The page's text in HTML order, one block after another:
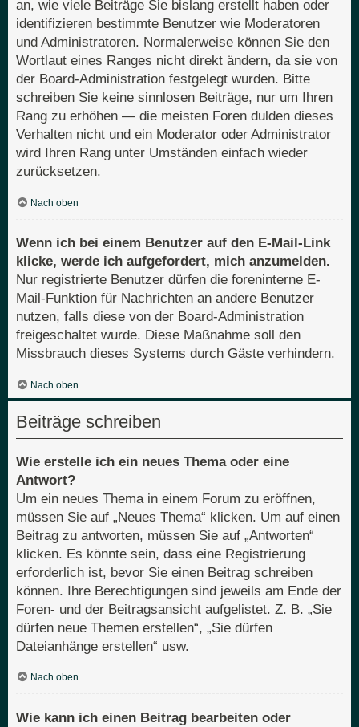
an, wie viele Beiträge Sie bislang erstellt haben oder
identifizieren bestimmte Benutzer wie Moderatoren
und Administratoren. Normalerweise können Sie den
Wortlaut eines Ranges nicht direkt ändern, da sie von
der Board-Administration festgelegt wurden. Bitte
schreiben Sie keine sinnlosen Beiträge, nur um Ihren
Rang zu erhöhen — die meisten Foren dulden dieses
Verhalten nicht und ein Moderator oder Administrator
wird Ihren Rang unter Umständen einfach wieder
zurücksetzen.
Nach oben
Wenn ich bei einem Benutzer auf den E-Mail-Link
klicke, werde ich aufgefordert, mich anzumelden.
Nur registrierte Benutzer dürfen die foreninterne E-
Mail-Funktion für Nachrichten an andere Benutzer
nutzen, falls diese von der Board-Administration
freigeschaltet wurde. Diese Maßnahme soll den
Missbrauch dieses Systems durch Gäste verhindern.
Nach oben
Beiträge schreiben
Wie erstelle ich ein neues Thema oder eine
Antwort?
Um ein neues Thema in einem Forum zu eröffnen,
müssen Sie auf „Neues Thema“ klicken. Um auf einen
Beitrag zu antworten, müssen Sie auf „Antworten“
klicken. Es könnte sein, dass eine Registrierung
erforderlich ist, bevor Sie einen Beitrag schreiben
können. Ihre Berechtigungen sind jeweils am Ende der
Foren- und der Beitragsansicht aufgelistet. Z. B. „Sie
dürfen neue Themen erstellen“, „Sie dürfen
Dateianhänge erstellen“ usw.
Nach oben
Wie kann ich einen Beitrag bearbeiten oder